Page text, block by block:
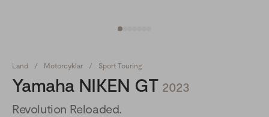
Land / Motorcyklar / Sport Touring
Yamaha NIKEN GT 2023
Revolution Reloaded.